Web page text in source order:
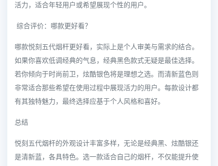
活力，适合年轻用户或希望展现个性的用户。
综合评价：哪款更好看？
哪款悦刻五代烟杆更好看，实际上是个人审美与需求的结合。
如果你喜欢低调经典的气息，经典黑色款式无疑是最佳选择。
若你倾向于时尚前卫，炫酷银色将是理想之选。而清新蓝色则
非常适合那些希望在使用过程中展现活力的用户。每款设计都
有其独特魅力，最终选择应基于个人风格和喜好。
总结
悦刻五代烟杆的外观设计丰富多样，无论是经典黑、炫酷银还
是清新蓝，各具特色。选一款适合自己的烟杆，不仅能提升使